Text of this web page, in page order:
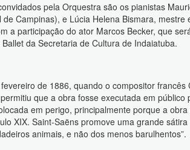
pela Orquestra são os pianistas
Campinas), e Lúcia Helena Bismara, mestre
a participação do ator Marcos Becker, que
da Secretaria de Cultura de Indaiatuba.
de 1886, quando o compositor francês
que a obra fosse executada em público
em perigo, principalmente porque a
XIX. Saint-Saëns promove uma grande
animais, e não dos menos barulhentos”.